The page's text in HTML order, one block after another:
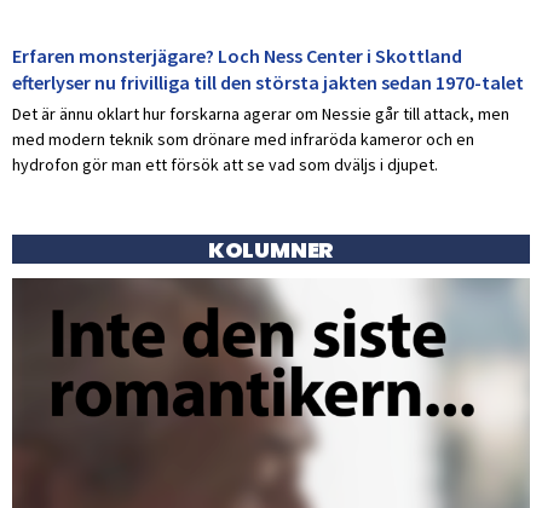
Erfaren monsterjägare? Loch Ness Center i Skottland
efterlyser nu frivilliga till den största jakten sedan 1970-talet
Det är ännu oklart hur forskarna agerar om Nessie går till attack, men
med modern teknik som drönare med infraröda kameror och en
hydrofon gör man ett försök att se vad som dväljs i djupet.
KOLUMNER